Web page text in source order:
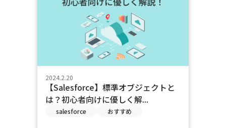
2024.2.20
【Salesforce】標準オブジェクトと
は？初心者向けに優しく解...
salesforce おすすめ